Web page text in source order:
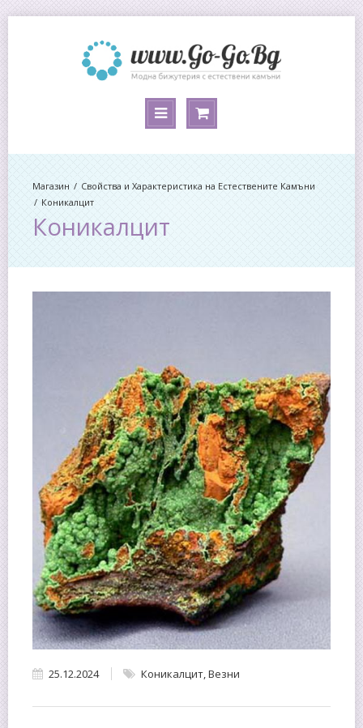
Магазин
Свойства и Характеристика на Естествените Камъни
Коникалцит
Коникалцит
25.12.2024 Коникалцит ,Везни